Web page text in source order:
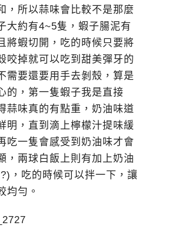
，所以蒜味會比較不是那麼
大約有4~5隻，蝦子腸泥有
將蝦切開，吃的時候只要將
咬掉就可以吃到甜美彈牙的
需要還要用手去剝殼，算是
的，第一隻蝦子我是直接
蒜味真的有點重，奶油味道
明，直到滴上檸檬汁提味緩
吃一隻會感受到奶油味才會
，兩球白飯上則有加上奶油
，吃的時候可以拌一下，讓
均勻。